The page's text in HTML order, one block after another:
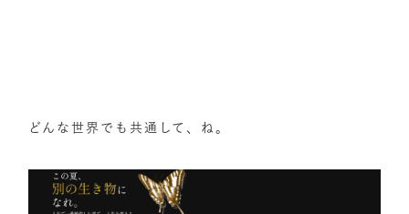
どんな世界でも共通して、ね。